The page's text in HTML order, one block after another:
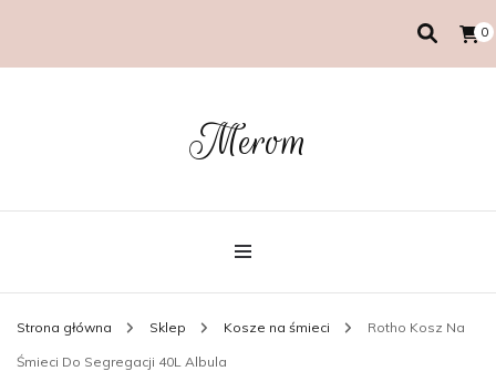
0
Merom
Strona główna Sklep Kosze na śmieci Rotho Kosz Na
Śmieci Do Segregacji 40L Albula